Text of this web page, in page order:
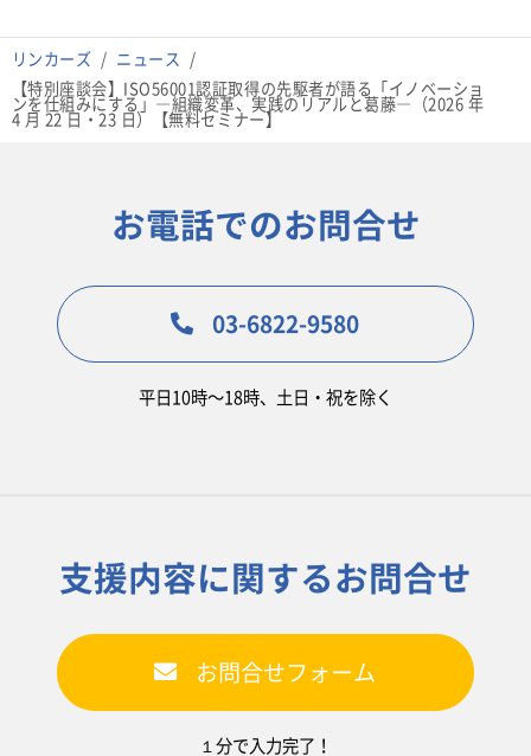
リンカーズ
ニュース
【特別座談会】ISO56001認証取得の先駆者が語る「イノベーショ
ンを仕組みにする」―組織変革、実践のリアルと葛藤―（2026 年
4 月 22 日・23 日）【無料セミナー】
お電話でのお問合せ
03-6822-9580
平日10時〜18時、土日・祝を除く
支援内容に関するお問合せ
お問合せフォーム
１分で入力完了！